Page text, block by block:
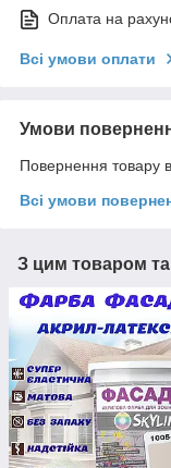
Оплата на
Всі умови оплати
Умови
Повернення товару
Всі умови
З цим товаром